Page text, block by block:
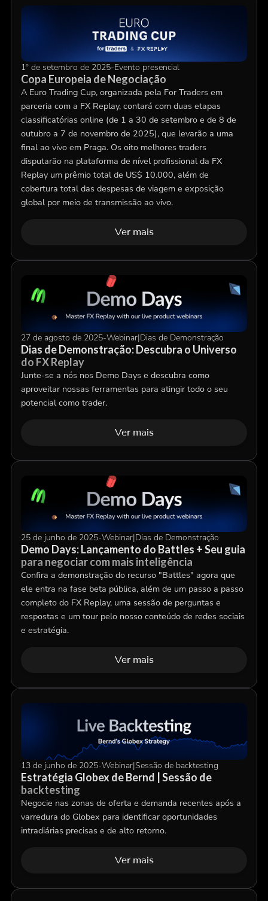
1º de setembro de 2025-Evento presencial
Copa Europeia de Negociação
A Euro Trading Cup, organizada pela For Traders em
parceria com a FX Replay, contará com duas etapas
classificatórias online (de 1 a 30 de setembro e de 8 de
outubro a 7 de novembro de 2025), que levarão a uma
final ao vivo em Praga. Os oito melhores traders
disputarão na plataforma de nível profissional da FX
Replay um prêmio total de US$ 10.000, além de
cobertura total das despesas de viagem e exposição
global por meio de transmissão ao vivo.
Ver mais
27 de agosto de 2025-Webinar|Dias de Demonstração
Dias de Demonstração: Descubra o Universo
do FX Replay
Junte-se a nós nos Demo Days e descubra como
aproveitar nossas ferramentas para atingir todo o seu
potencial como trader.
Ver mais
25 de junho de 2025-Webinar|Dias de Demonstração
Demo Days: Lançamento do Battles + Seu guia
para negociar com mais inteligência
Confira a demonstração do recurso "Battles" agora que
ele entra na fase beta pública, além de um passo a passo
completo do FX Replay, uma sessão de perguntas e
respostas e um tour pelo nosso conteúdo de redes sociais
e estratégia.
Ver mais
13 de junho de 2025-Webinar|Sessão de backtesting
Estratégia Globex de Bernd | Sessão de
backtesting
Negocie nas zonas de oferta e demanda recentes após a
varredura do Globex para identificar oportunidades
intradiárias precisas e de alto retorno.
Ver mais